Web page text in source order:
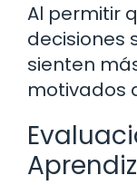
Al permitir
decisiones
sienten
motivados